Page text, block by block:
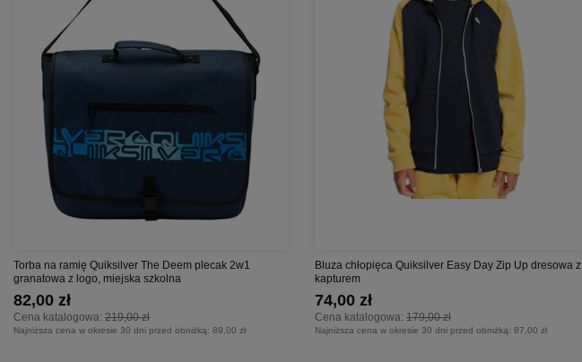
Torba na ramię Quiksilver The Deem plecak 2w1
granatowa z logo, miejska szkolna
Cena katalogowa: 219,00 zł
82,00 zł
Najniższa cena w okresie 30 dni przed obniżką: 89,00 zł
Bluza chłopięca Quiksilver Easy Day Zip Up dresowa z
kapturem
Cena katalogowa: 179,00 zł
74,00 zł
Najniższa cena w okresie 30 dni przed obniżką: 87,00 zł